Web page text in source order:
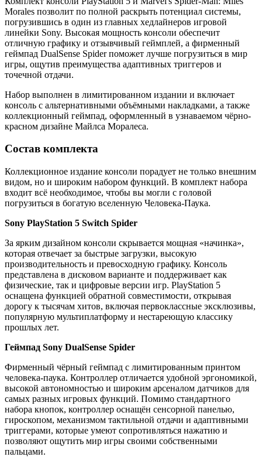
Morales позволит по полной раскрыть потенциал системы,
погрузившись в один из главных хедлайнеров игровой
линейки Sony. Высокая мощность консоли обеспечит
отличную графику и отзывчивый геймплей, а фирменный
геймпад DualSense Spider поможет лучше погрузиться в мир
игры, ощутив преимущества адаптивных триггеров и
точечной отдачи.
Набор выполнен в лимитированном издании и включает
консоль с альтернативными объёмными накладками, а также
коллекционный геймпад, оформленный в узнаваемом чёрно-
красном дизайне Майлса Моралеса.
Состав комплекта
Коллекционное издание консоли порадует не только внешним
видом, но и широким набором функций. В комплект набора
входит всё необходимое, чтобы вы могли с головой
погрузиться в богатую вселенную Человека-Паука.
Sony PlayStation 5 Switch Spider
За ярким дизайном консоли скрывается мощная «начинка»,
которая отвечает за быстрые загрузки, высокую
производительность и превосходную графику. Консоль
представлена в дисковом варианте и поддерживает как
физические, так и цифровые версии игр. PlayStation 5
оснащена функцией обратной совместимости, открывая
дорогу к тысячам хитов, включая первоклассные эксклюзивы,
популярную мультиплатформу и нестареющую классику
прошлых лет.
Геймпад Sony DualSense Spider
Фирменный чёрный геймпад с лимитированным принтом
человека-паука. Контроллер отличается удобной эргономикой,
высокой автономностью и широким арсеналом датчиков для
самых разных игровых функций. Помимо стандартного
набора кнопок, контроллер оснащён сенсорной панелью,
гироскопом, механизмом тактильной отдачи и адаптивными
триггерами, которые умеют сопротивляться нажатию и
позволяют ощутить мир игры своими собственными
пальцами.